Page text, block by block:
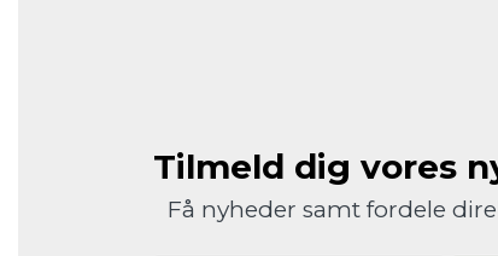
Tilmeld dig vores
Få nyheder samt fordele